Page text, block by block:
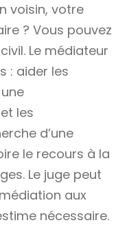
voisin, votre
? Vous pouvez
Le médiateur
: aider les
les
d’une
le recours à la
Le juge peut
aux
nécessaire.